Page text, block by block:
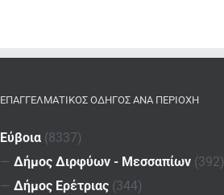
ΕΠΑΓΓΕΛΜΑΤΙΚΌΣ ΟΔΗΓΌΣ ΑΝΆ ΠΕΡΙΟΧΉ
Εύβοια (8337)
— Δήμος Διρφύων - Μεσσαπίων (392)
— Δήμος Ερέτριας (344)